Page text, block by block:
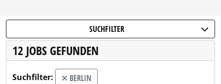
SUCHFILTER
12 JOBS GEFUNDEN
Suchfilter:
BERLIN